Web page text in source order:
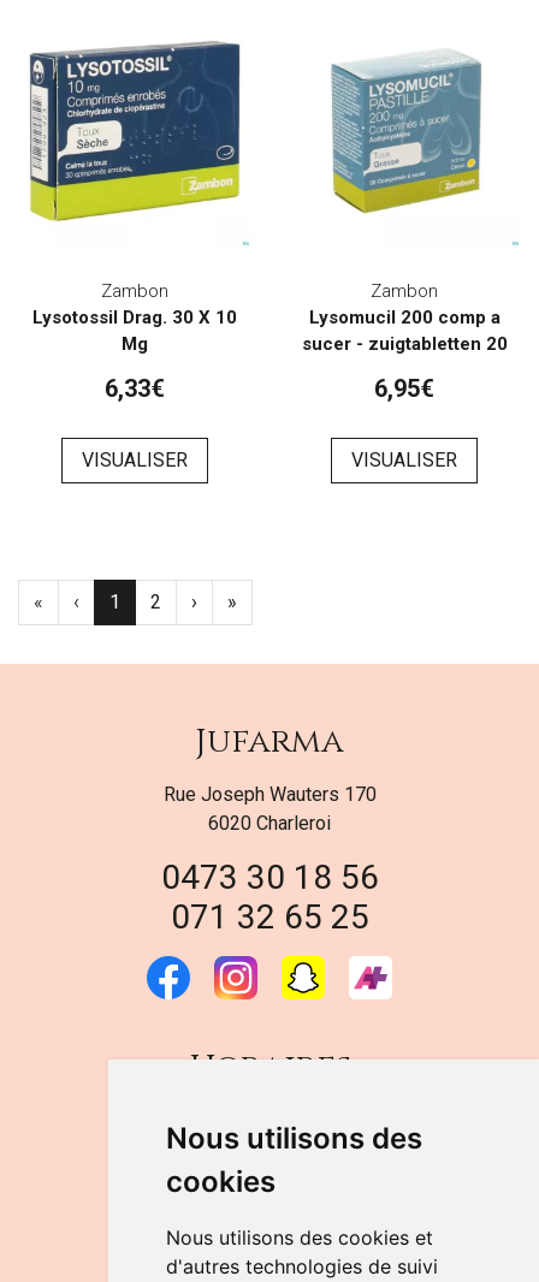
Nous utilisons des
cookies
Nous utilisons des cookies et
d'autres technologies de suivi
Zambon
Lysotossil Drag. 30 X 10
Mg
6,33€
VISUALISER
Zambon
Lysomucil 200 comp a
sucer - zuigtabletten 20
6,95€
VISUALISER
« ‹ 1 2 › »
Jufarma
Rue Joseph Wauters 170
6020 Charleroi
0473 30 18 56
071 32 65 25
Horaires
DU LUNDI AU VENDREDI
de 9h à 12h30 et de 14h à 18h
LE SAMEDI
de 9h à 12h30